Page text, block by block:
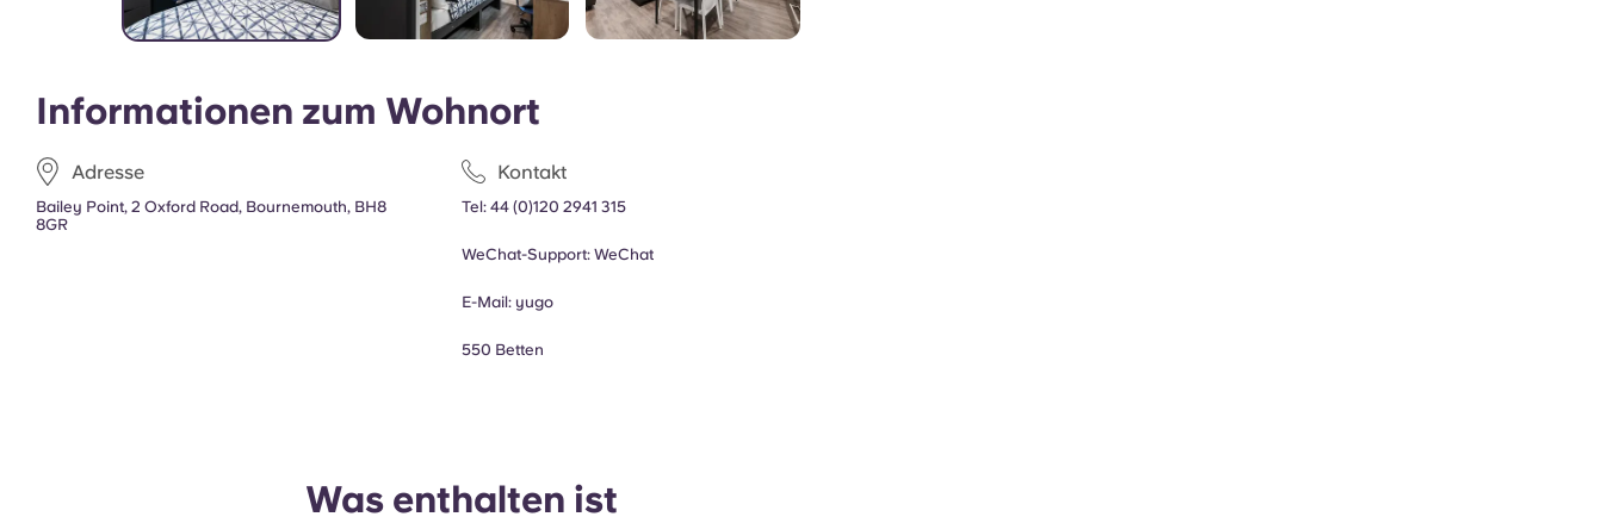
Informationen zum Wohnort
Adresse
Bailey Point, 2 Oxford Road, Bournemouth, BH8
8GR
Kontakt
Tel:44 (0)120 2941 315
WeChat-Support: WeChat
E-Mail: yugo
550 Betten
Was enthalten ist